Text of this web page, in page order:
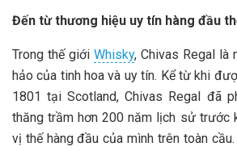
Đến từ thương hiệu uy tín hàng đầu
Trong thế giới Whisky, Chivas Regal là
hảo của tinh hoa và uy tín. Kể từ khi
1801 tại Scotland, Chivas Regal đã
thăng trầm hơn 200 năm lịch sử trước
vị thế hàng đầu của mình trên toàn